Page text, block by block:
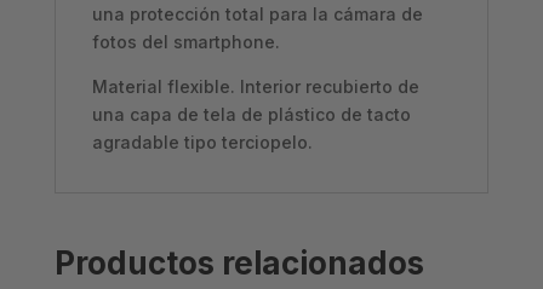
una protección total para la cámara de
fotos del smartphone.
Material flexible. Interior recubierto de
una capa de tela de plástico de tacto
agradable tipo terciopelo.
Productos relacionados